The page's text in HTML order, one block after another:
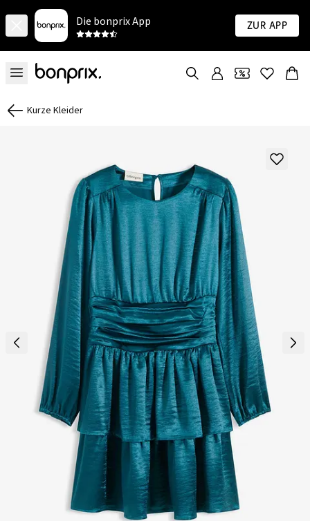
Die bonprix App Zur App
Kurze Kleider